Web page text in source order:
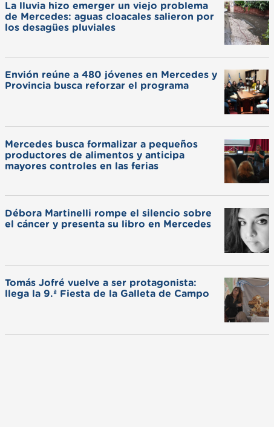
La lluvia hizo emerger un viejo problema
de Mercedes: aguas cloacales salieron por
los desagües pluviales
Envión reúne a 480 jóvenes en Mercedes y
Provincia busca reforzar el programa
Mercedes busca formalizar a pequeños
productores de alimentos y anticipa
mayores controles en las ferias
Débora Martinelli rompe el silencio sobre
el cáncer y presenta su libro en Mercedes
Tomás Jofré vuelve a ser protagonista:
llega la 9.ª Fiesta de la Galleta de Campo